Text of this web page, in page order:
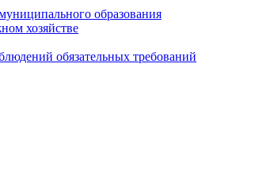
образования
хозяйстве
обязательных требований